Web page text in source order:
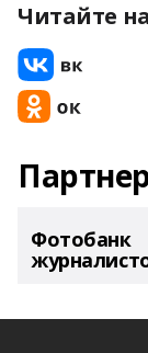
Читайте
Фотобанк